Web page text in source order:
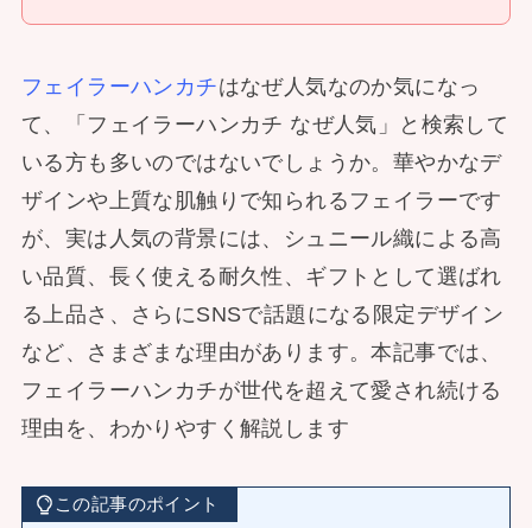
フェイラーハンカチはなぜ人気なのか気になっ
て、「フェイラーハンカチ なぜ人気」と検索して
いる方も多いのではないでしょうか。華やかなデ
ザインや上質な肌触りで知られるフェイラーです
が、実は人気の背景には、シュニール織による高
い品質、長く使える耐久性、ギフトとして選ばれ
る上品さ、さらにSNSで話題になる限定デザイン
など、さまざまな理由があります。本記事では、
フェイラーハンカチが世代を超えて愛され続ける
理由を、わかりやすく解説します
この記事のポイント